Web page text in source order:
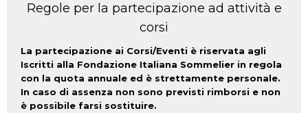
Regole per la partecipazione ad attività e
corsi
La partecipazione ai Corsi/Eventi è riservata agli
Iscritti alla Fondazione Italiana Sommelier in regola
con la quota annuale ed è strettamente personale.
In caso di assenza non sono previsti rimborsi e non
è possibile farsi sostituire.